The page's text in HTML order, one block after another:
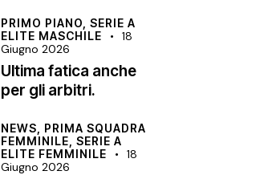
PRIMO PIANO,SERIE A
ELITE MASCHILE
18
Giugno 2026
Ultima fatica anche
per gli arbitri.
NEWS, PRIMA SQUADRA
FEMMINILE,SERIE A
ELITE FEMMINILE
18
Giugno 2026